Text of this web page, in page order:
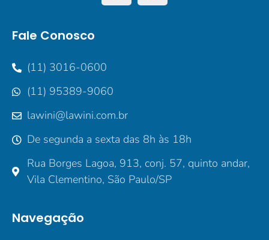
Fale Conosco
(11) 3016-0600
(11) 95389-9060
lawini@lawini.com.br
De segunda a sexta das 8h às 18h
Rua Borges Lagoa, 913, conj. 57, quinto andar,
Vila Clementino, São Paulo/SP
Navegação